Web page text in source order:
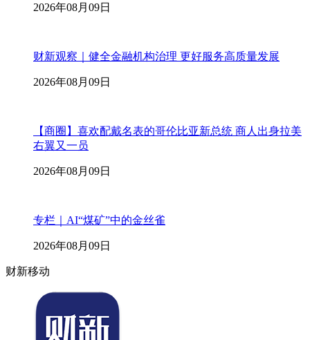
2026年08月09日
财新观察｜健全金融机构治理 更好服务高质量发展
2026年08月09日
【商圈】喜欢配戴名表的哥伦比亚新总统 商人出身拉美
右翼又一员
2026年08月09日
专栏｜AI“煤矿”中的金丝雀
2026年08月09日
财新移动